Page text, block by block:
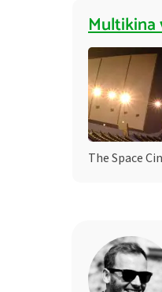
Multikina
The Space